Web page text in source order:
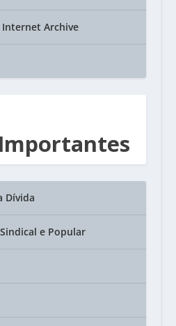
Archive
Dívida
Sindical e Popular